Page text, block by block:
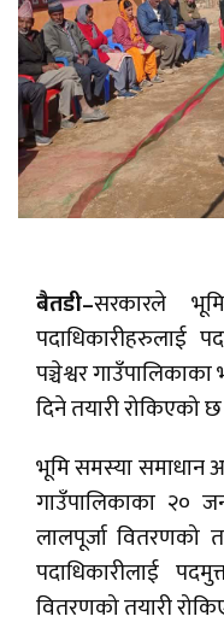
बैतडी–सरकारले
पदाधिकारीहरुलाई
पञ्चेश्वर
दिने तयारी रोकिएको छ
भूमि समस्या समाधान
गाउँपालिकाका २०
लालपूर्जा वितरणको
पदाधिकारीलाई
वितरणको तयारी